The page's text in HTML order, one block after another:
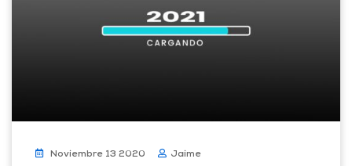
Noviembre 13 2020 Jaime